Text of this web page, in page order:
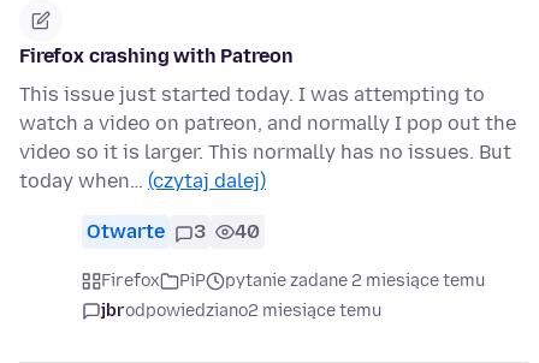
Firefox crashing with Patreon
This issue just started today. I was attempting to
watch a video on patreon, and normally I pop out the
video so it is larger. This normally has no issues. But
today when… (czytaj dalej)
Otwarte 3 40
Firefox PiP
pytanie zadane 2 miesiące temu
jbrodpowiedziano2 miesiące temu